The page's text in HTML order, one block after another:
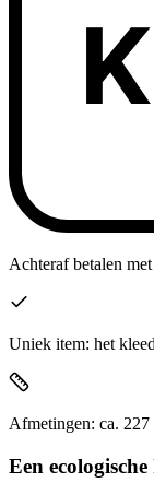
Achteraf betalen
Uniek item: het
Afmetingen: ca. 227
Een ecologische